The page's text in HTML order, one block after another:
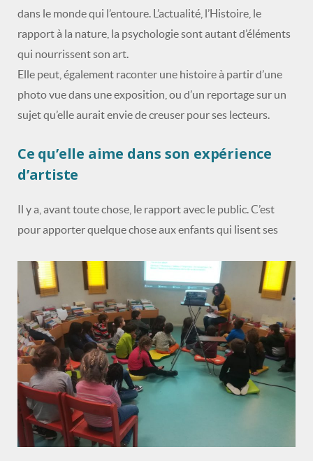
dans le monde qui l’entoure. L’actualité, l’Histoire, le
rapport à la nature, la psychologie sont autant d’éléments
qui nourrissent son art.
Elle peut, également raconter une histoire à partir d’une
photo vue dans une exposition, ou d’un reportage sur un
sujet qu’elle aurait envie de creuser pour ses lecteurs.
Ce qu’elle aime dans son expérience
d’artiste
Il y a, avant toute chose, le rapport avec le public. C’est
pour apporter quelque chose aux enfants qui lisent ses